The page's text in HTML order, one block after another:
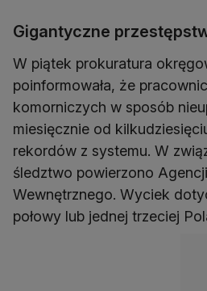
Gigantyczne
W piątek prokuratura
poinformowała, że
komorniczych w sposób
miesięcznie od
rekordów z systemu. W
śledztwo powierzono
Wewnętrznego. Wyciek
połowy lub jednej trzeciej